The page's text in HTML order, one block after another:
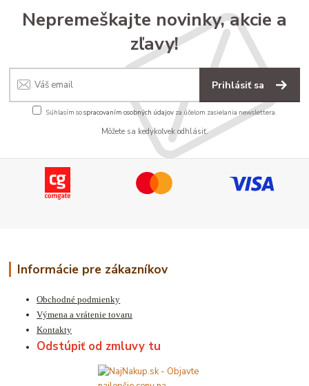
Nepremeškajte novinky, akcie a
zľavy!
Prihlásiť sa
Súhlasím sospracovaním osobných údajov za účelom zasielania newslettera.
Môžete sa kedykoľvek odhlásiť.
Informácie pre zákazníkov
Obchodné podmienky
Výmena a vrátenie tovaru
Kontakty
Odstúpiť od zmluvy tu